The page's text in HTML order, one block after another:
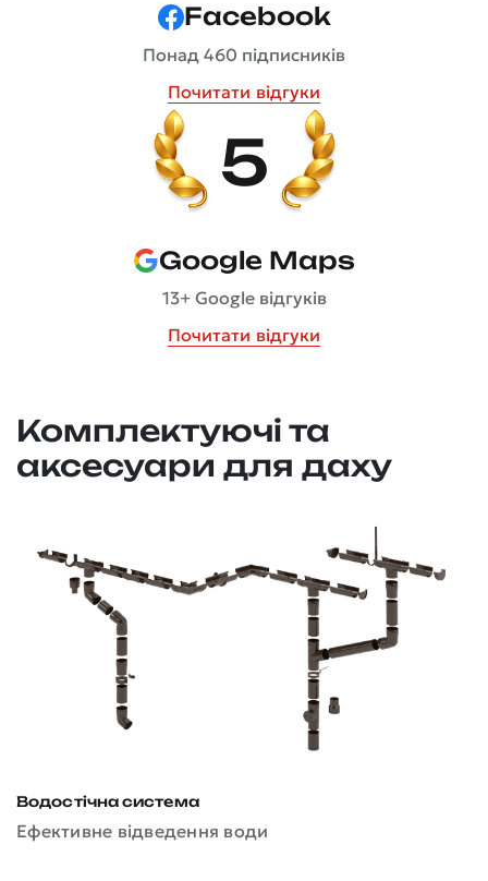
Facebook
Понад 460 підписників
Почитати відгуки
5
Google Maps
13+ Google відгуків
Почитати відгуки
Комплектуючі та
аксесуари для даху
Водостічна система
Ефективне відведення води